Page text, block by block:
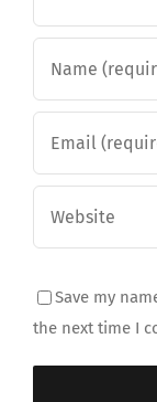
Save my
the next time I